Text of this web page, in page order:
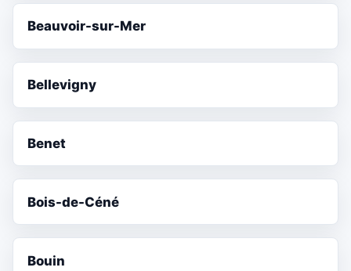
Beauvoir-sur-Mer
Bellevigny
Benet
Bois-de-Céné
Bouin